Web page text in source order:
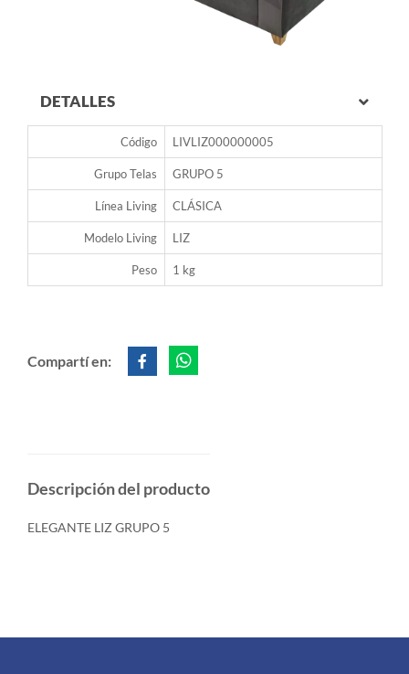
DETALLES
Código LIVLIZ000000005
Grupo Telas GRUPO 5
Línea Living CLÁSICA
Modelo Living LIZ
Peso 1 kg
Compartí en:
Descripción del producto
ELEGANTE LIZ GRUPO 5